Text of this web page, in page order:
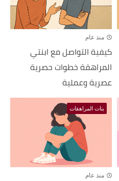
منذ عام
كيفية التواصل مع ابنتي
المراهقة خطوات حصرية
عصرية وعملية
بنات المراهقات
منذ عام